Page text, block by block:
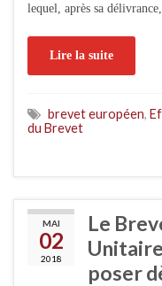
lequel, après sa
Lire la suite
brevet européen,
du Brevet
MAI
02
2018
Le
poser